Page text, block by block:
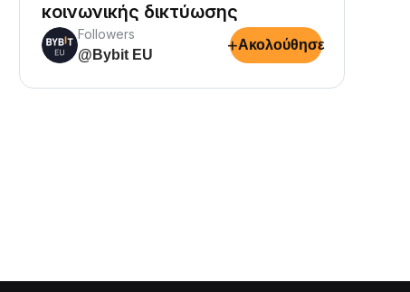
κοινωνικής δικτύωσης
Followers
@Bybit EU
+Ακολούθησε